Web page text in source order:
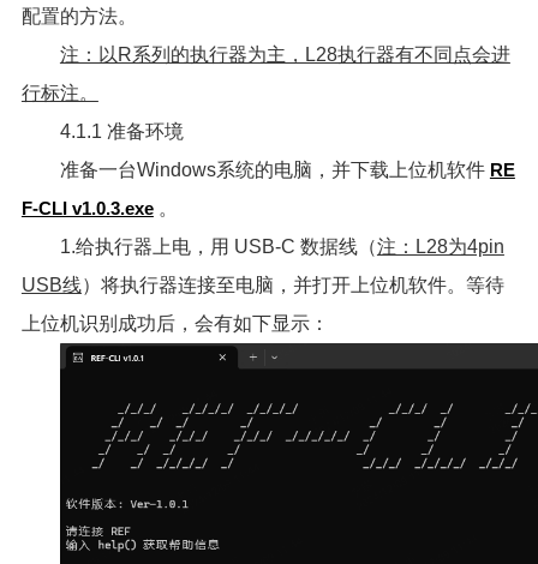
配置的方法。
注：以R系列的执行器为主，L28执行器有不同点会进
行标注。
4.1.1 准备环境
准备一台Windows系统的电脑，并下载上位机软件 RE
F-CLI v1.0.3.exe。
1.给执行器上电，用 USB-C 数据线（注：L28为4pin
USB线）将执行器连接至电脑，并打开上位机软件。等待
上位机识别成功后，会有如下显示：